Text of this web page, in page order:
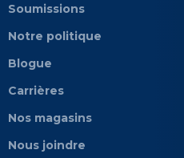
Soumissions
Notre politique
Blogue
Carrières
Nos magasins
Nous joindre